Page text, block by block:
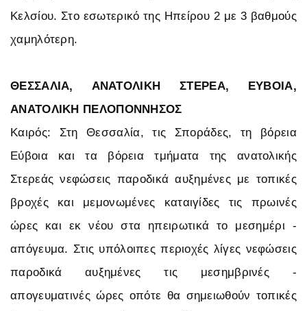
Κελσίου. Στο εσωτερικό της Ηπείρου 2 με 3 βαθμούς
χαμηλότερη.
ΘΕΣΣΑΛΙΑ, ΑΝΑΤΟΛΙΚΗ ΣΤΕΡΕΑ, ΕΥΒΟΙΑ,
ΑΝΑΤΟΛΙΚΗ ΠΕΛΟΠΟΝΝΗΣΟΣ
Καιρός: Στη Θεσσαλία, τις Σποράδες, τη βόρεια
Εύβοια και τα βόρεια τμήματα της ανατολικής
Στερεάς νεφώσεις παροδικά αυξημένες με τοπικές
βροχές και μεμονωμένες καταιγίδες τις πρωινές
ώρες και εκ νέου στα ηπειρωτικά το μεσημέρι -
απόγευμα. Στις υπόλοιπες περιοχές λίγες νεφώσεις
παροδικά αυξημένες τις μεσημβρινές -
απογευματινές ώρες οπότε θα σημειωθούν τοπικές